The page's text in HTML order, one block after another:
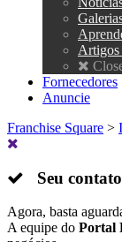
Artigos
Fornecedores
Anuncie
Franchise Square >
Seu
Agora, basta
A equipe do Portal